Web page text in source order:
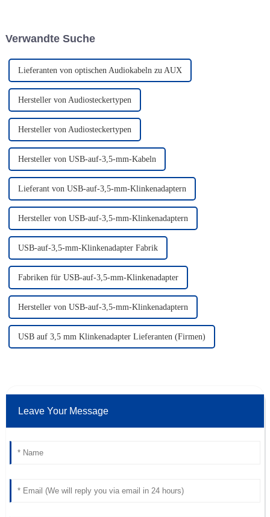
Verwandte Suche
Lieferanten von optischen Audiokabeln zu AUX
Hersteller von Audiosteckertypen
Hersteller von Audiosteckertypen
Hersteller von USB-auf-3,5-mm-Kabeln
Lieferant von USB-auf-3,5-mm-Klinkenadaptern
Hersteller von USB-auf-3,5-mm-Klinkenadaptern
USB-auf-3,5-mm-Klinkenadapter Fabrik
Fabriken für USB-auf-3,5-mm-Klinkenadapter
Hersteller von USB-auf-3,5-mm-Klinkenadaptern
USB auf 3,5 mm Klinkenadapter Lieferanten (Firmen)
Leave Your Message